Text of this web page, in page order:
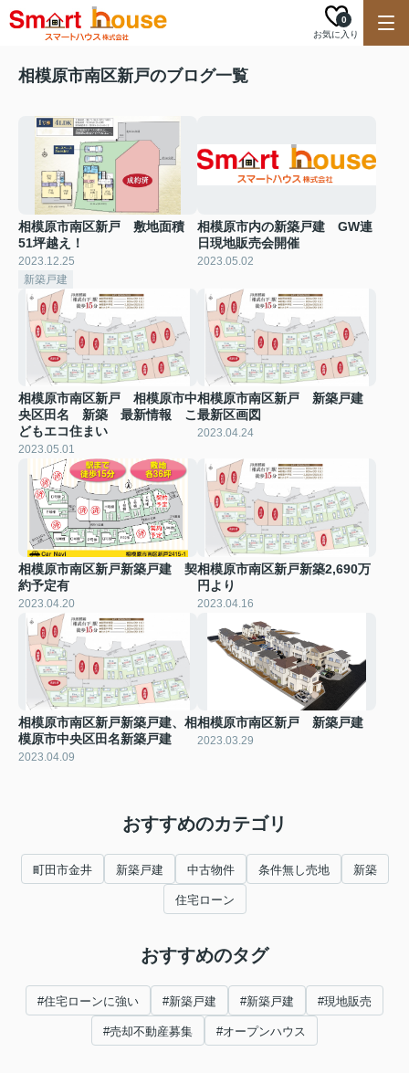
お気に入り
0
相模原市南区新戸のブログ一覧
相模原市南区新戸 敷地面積
51坪越え！
2023.12.25
新築戸建
相模原市内の新築戸建 GW連
日現地販売会開催
2023.05.02
相模原市南区新戸 相模原市中
央区田名 新築 最新情報 こ
どもエコ住まい
2023.05.01
相模原市南区新戸 新築戸建
最新区画図
2023.04.24
相模原市南区新戸新築戸建 契
約予定有
2023.04.20
相模原市南区新戸新築2,690万
円より
2023.04.16
相模原市南区新戸新築戸建、相
模原市中央区田名新築戸建
2023.04.09
相模原市南区新戸 新築戸建
2023.03.29
おすすめのカテゴリ
町田市金井 新築戸建 中古物件 条件無し売地 新築
住宅ローン
おすすめのタグ
#住宅ローンに強い #新築戸建 #新築戸建 #現地販売
#売却不動産募集 #オープンハウス